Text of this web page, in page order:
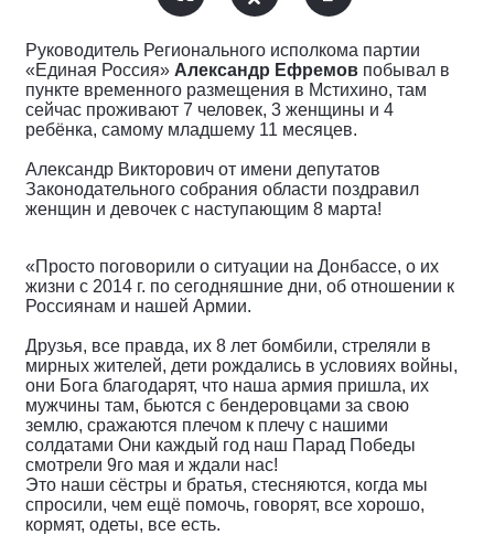
Руководитель Регионального исполкома партии
«Единая Россия» Александр Ефремов побывал в
пункте временного размещения в Мстихино, там
сейчас проживают 7 человек, 3 женщины и 4
ребёнка, самому младшему 11 месяцев.
Александр Викторович от имени депутатов
Законодательного собрания области поздравил
женщин и девочек с наступающим 8 марта!
«Просто поговорили о ситуации на Донбассе, о их
жизни с 2014 г. по сегодняшние дни, об отношении к
Россиянам и нашей Армии.
Друзья, все правда, их 8 лет бомбили, стреляли в
мирных жителей, дети рождались в условиях войны,
они Бога благодарят, что наша армия пришла, их
мужчины там, бьются с бендеровцами за свою
землю, сражаются плечом к плечу с нашими
солдатами Они каждый год наш Парад Победы
смотрели 9го мая и ждали нас!
Это наши сёстры и братья, стесняются, когда мы
спросили, чем ещё помочь, говорят, все хорошо,
кормят, одеты, все есть.